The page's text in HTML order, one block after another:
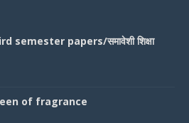
semester papers/समावेशी शिक्षा
of fragrance